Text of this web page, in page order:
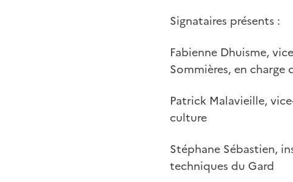
Signataires présents :
Fabienne Dhuisme,
Sommières, en charge
Patrick Malavieille,
culture
Stéphane Sébastien,
techniques du Gard